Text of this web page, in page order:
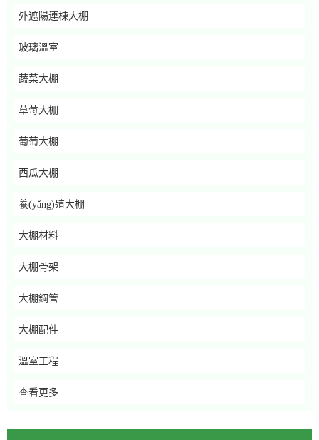
外遮陽連棟大棚
玻璃溫室
蔬菜大棚
草莓大棚
葡萄大棚
西瓜大棚
養(yǎng)殖大棚
大棚材料
大棚骨架
大棚鋼管
大棚配件
溫室工程
查看更多